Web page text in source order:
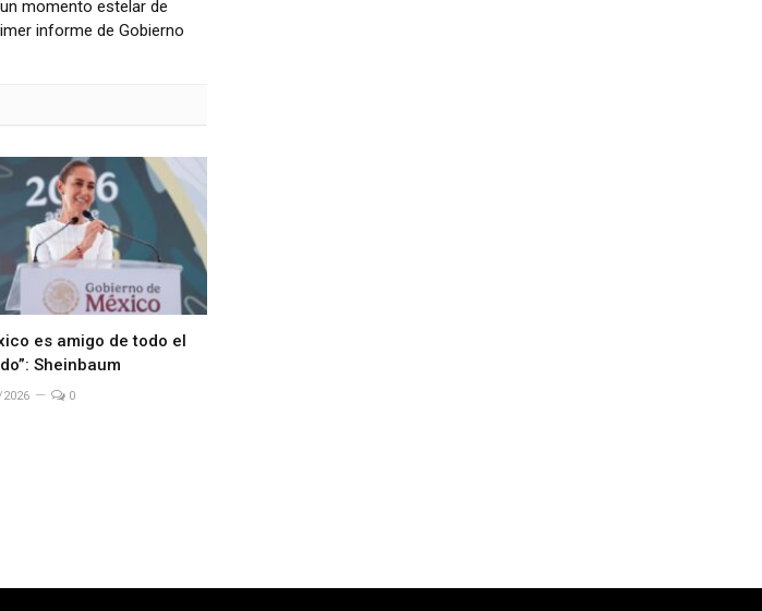
momento estelar de
informe de Gobierno
es amigo de todo el
Sheinbaum
0